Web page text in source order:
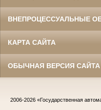
ВНЕПРОЦЕССУАЛЬНЫЕ
КАРТА САЙТА
ОБЫЧНАЯ ВЕРСИЯ САЙТА
2006-2026 «Государственная